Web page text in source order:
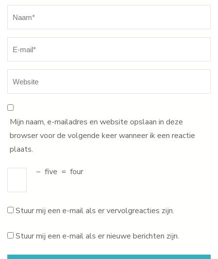
Mijn naam, e-mailadres en website opslaan in deze
browser voor de volgende keer wanneer ik een reactie
plaats.
− five = four
Stuur mij een e-mail als er vervolgreacties zijn.
Stuur mij een e-mail als er nieuwe berichten zijn.